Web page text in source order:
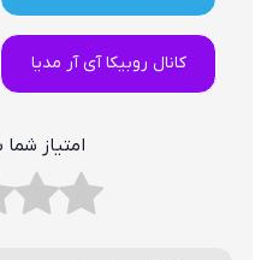
کانال روبیکا آی آر مدیا
امتیاز